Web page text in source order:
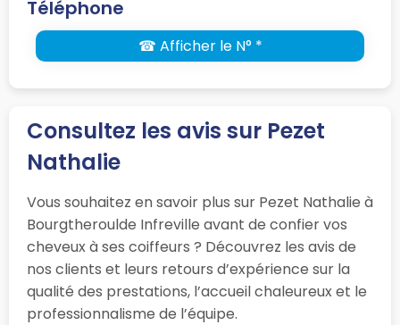
Téléphone
☎ Afficher le N° *
Consultez les avis sur Pezet
Nathalie
Vous souhaitez en savoir plus sur Pezet Nathalie à
Bourgtheroulde Infreville avant de confier vos
cheveux à ses coiffeurs ? Découvrez les avis de
nos clients et leurs retours d’expérience sur la
qualité des prestations, l’accueil chaleureux et le
professionnalisme de l’équipe.